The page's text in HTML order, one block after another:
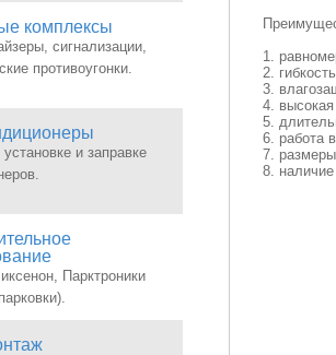
комплексы
сигнализации,
противоугонки.
и заправке
Парктроники
1.
2.
3.
4. высокая
5.
6. работа
7.
8.